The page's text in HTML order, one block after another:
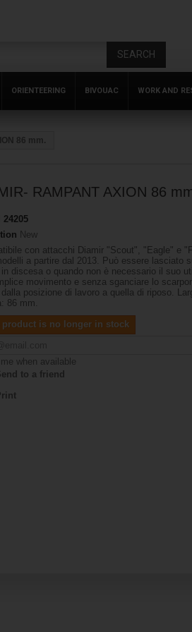
SEARCH
ORIENTEERING BIVOUAC WORK AND
86 mm.
RAMPANT AXION 86
24205
New
con attacchi Diamir "Scout", "Eagle" e
a partire dal 2013. Può essere lasciato
in discesa o quando non è necessario il suo
movimento e senza sganciare lo
posizione di lavoro a quella di riposo.
86 mm.
product is no longer in stock
when available
to a friend